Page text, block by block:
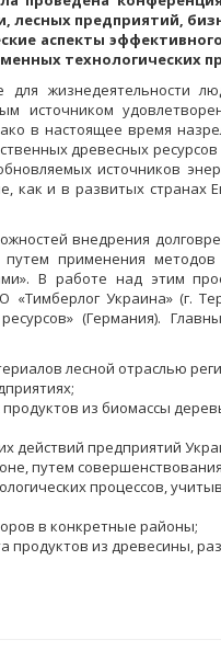
лесных предприятий,
аспекты
технологических
жизнедеятельности
источником
в настоящее время
древесных
источников
как и в развитых странах
внедрения
путем применения
В работе над этим
«Тимберлог Украина» (г.
(Германия).
лесной отраслью
из биомассы
действий предприятий
путем
процессов,
в конкретные районы;
продуктов из древесины,